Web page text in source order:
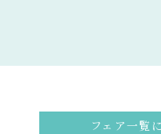
フェア一覧